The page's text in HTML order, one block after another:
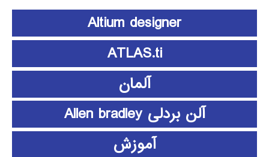
Altium designer
ATLAS.ti
آلمان
آلن بردلی Allen bradley
آموزش